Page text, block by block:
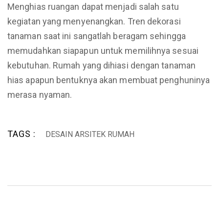
Menghias ruangan dapat menjadi salah satu
kegiatan yang menyenangkan. Tren dekorasi
tanaman saat ini sangatlah beragam sehingga
memudahkan siapapun untuk memilihnya sesuai
kebutuhan. Rumah yang dihiasi dengan tanaman
hias apapun bentuknya akan membuat penghuninya
merasa nyaman.
TAGS : DESAIN ARSITEK RUMAH